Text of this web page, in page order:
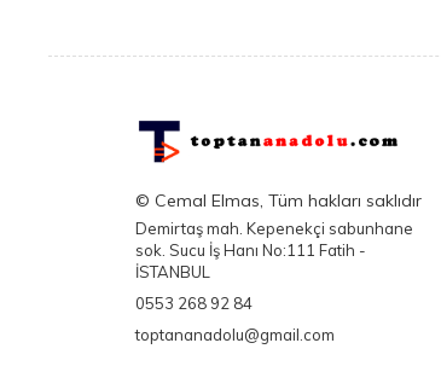
© Cemal Elmas, Tüm hakları saklıdır
Demirtaş mah. Kepenekçi sabunhane
sok. Sucu İş Hanı No:111 Fatih -
İSTANBUL
0553 268 92 84
toptananadolu@gmail.com